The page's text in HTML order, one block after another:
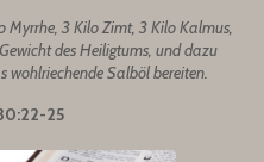
Myrrhe, 3 Kilo Zimt, 3 Kilo Kalmus,
des Heiligtums, und dazu
wohlriechende Salböl bereiten.
25